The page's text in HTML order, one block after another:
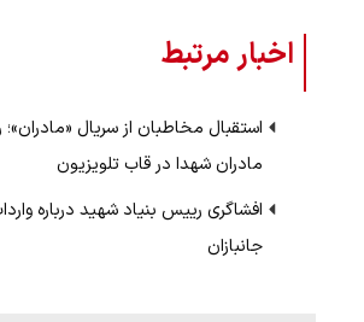
اخبار مرتبط
استقبال مخاطبان از سریال «مادران»؛
مادران شهدا در قاب تلویزیون
افشاگری رییس بنیاد شهید درباره
جانبازان